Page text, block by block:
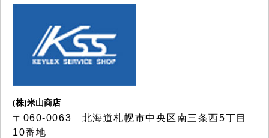
(株)米山商店
〒060-0063 北海道札幌市中央区南三条西5丁目
10番地